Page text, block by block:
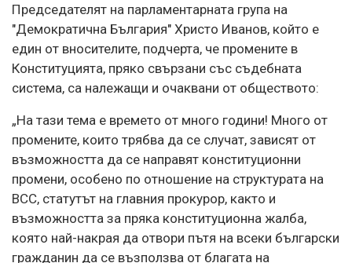
Председателят на парламентарната група на
"Демократична България" Христо Иванов, който е
един от вносителите, подчерта, че промените в
Конституцията, пряко свързани със съдебната
система, са належащи и очаквани от обществото:
„На тази тема е времето от много години! Много от
промените, които трябва да се случат, зависят от
възможността да се направят конституционни
промени, особено по отношение на структурата на
ВСС, статутът на главния прокурор, както и
възможността за пряка конституционна жалба,
която най-накрая да отвори пътя на всеки български
гражданин да се възползва от благата на